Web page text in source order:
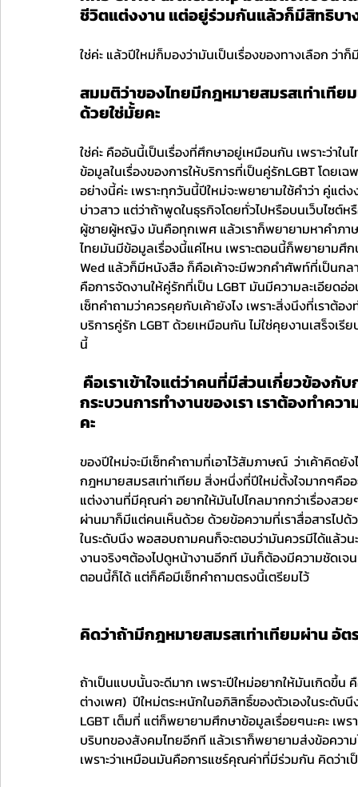
ชีวิตแต่งงาน แต่อยู่ร่วมกันแล้วก็มีสิทธิบา
ใช่ค่ะ แล้วปีใหม่ก็มองว่ามันเป็นเรื่องของทางเลือก ว่า
สมมติว่าของไทยมีกฎหมายสมรสเท่าเทีย
ด้วยใช่มั้ยคะ
ใช่ค่ะ คืออันนี้เป็นเรื่องที่ศึกษาอยู่เหมือนกัน เพราะว่าใ
ข้อมูลในเรื่องของการให้บริการที่เป็นคู่รักLGBT โดยเ
อย่างนี้ค่ะ เพราะทุกวันนี้ปีใหม่จะพยายามใช้คำว่า คู่แ
บ่าวสาว แต่ว่าถ้าพูดในธุรกิจโดยทั่วไปหรือบนเว็บไซต์ห
ผู้ชายผู้หญิง มันคือทุกเพศ แล้วเราก็พยายามหาคำภาษ
ไทยมันมีข้อมูลเรื่องนี้แค่ไหน เพราะตอนนี้ก็พยายามศึก
Wed แล้วก็มีหนังสือ ก็คือเค้าจะมีพวกคำศัพท์ที่เป็นก
คือการจัดงานให้คู่รักที่เป็น LGBT มันมีความละเอียดอ่
เซ็ทคำถามว่าควรคุยกับเค้ายังไง เพราะสิ่งนึงที่เราต้
บริการคู่รัก LGBT ด้วยเหมือนกัน ไม่ใช่คุยงานเสร็จเ
นี้
กระบวนการทำงานของเรา เราต้องทำค
คะ
ของปีใหม่จะมีเซ็ทคำถามที่เอาไว้สัมภาษณ์  ว่าเค้าคิดยั
กฎหมายสมรสเท่าเทียม สิ่งหนึ่งที่ปีใหม่ตั้งใจมากๆคือ
แต่งงานที่มีคุณค่า อยากให้มันไปไกลมากกว่าเรื่องสว
ผ่านมาก็มีแต่คนเห็นด้วย ด้วยข้อความที่เราสื่อสารไ
ในระดับนึง พอสอบถามคนก็จะตอบว่ามันควรมีได้แล้ว
งานจริงๆต้องไปดูหน้างานอีกที มันก็ต้องมีความชัดเจ
ตอนนี้ก็ได้ แต่ก็คือมีเซ็ทคำถามตรงนี้เตรียมไว้
คิดว่าถ้ามีกฎหมายสมรสเท่าเทียมผ่าน อัต
ถ้าเป็นแบบนั้นจะดีมาก เพราะปีใหม่อยากให้มันเกิดขึ้
ต่างเพศ)  ปีใหม่ตระหนักในอภิสิทธิ์ของตัวเองในระดับนึ
LGBT เต็มที่ แต่ก็พยายามศึกษาข้อมูลเรื่อยๆนะคะ เพร
บริบทของสังคมไทยอีกที แล้วเราก็พยายามส่งข้อความ
เพราะว่าเหมือนมันคือการแชร์คุณค่าที่มีร่วมกัน คิดว่า